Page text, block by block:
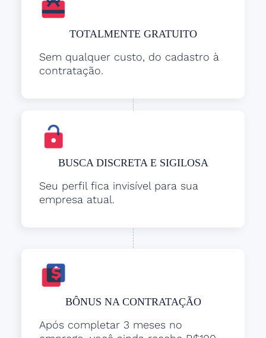
TOTALMENTE GRATUITO
Sem qualquer custo, do cadastro à
contratação.
BUSCA DISCRETA E SIGILOSA
Seu perfil fica invisível para sua
empresa atual.
BÔNUS NA CONTRATAÇÃO
Após completar 3 meses no